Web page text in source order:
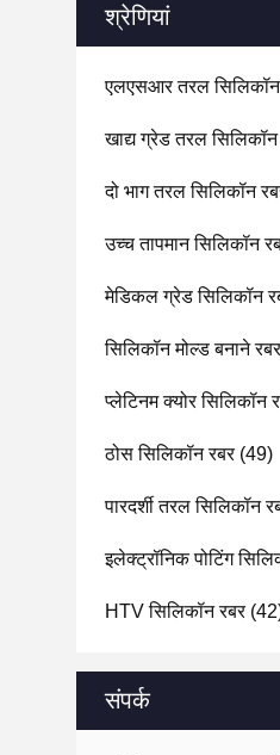
श्रेणियां
एलएसआर तरल सिलिकॉन
खाद्य ग्रेड तरल सिलिकॉन
दो भाग तरल सिलिकॉन
उच्च तापमान सिलिकॉन
मेडिकल ग्रेड सिलिकॉन
सिलिकॉन मोल्ड बनाने रबर
प्लेटिनम क्योर सिलिकॉन
ठोस सिलिकॉन रबर(49)
पारदर्शी तरल सिलिकॉन
इलेक्ट्रॉनिक पोटिंग
HTV सिलिकॉन रबर
संपर्क